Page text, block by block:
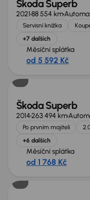
Škoda Superb
202188 554 km
Servisní knížka
+7 dalších
Měsíční splátka
od 5 592 Kč
Škoda Superb
2014263 494 km
Po prvním majiteli
+6 dalších
Měsíční splátka
od 1 768 Kč
Zlevněno o 85 000